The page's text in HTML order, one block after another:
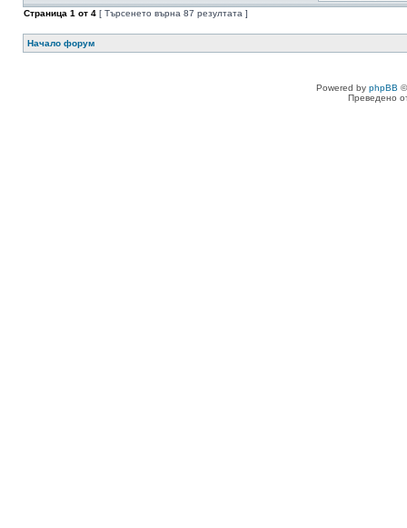
Страница 1 от 4 [ Търсенето върна 87 резултата ]
Начало форум
Powered by phpBB
Преведено